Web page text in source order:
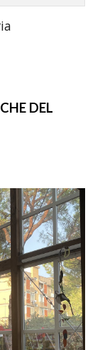
DEL